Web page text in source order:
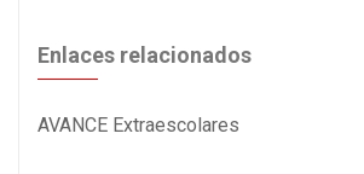
Enlaces relacionados
AVANCE Extraescolares